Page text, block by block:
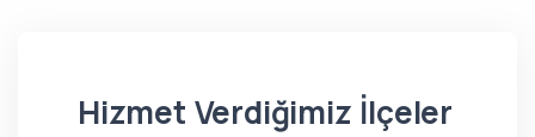
Hizmet Verdiğimiz İlçeler